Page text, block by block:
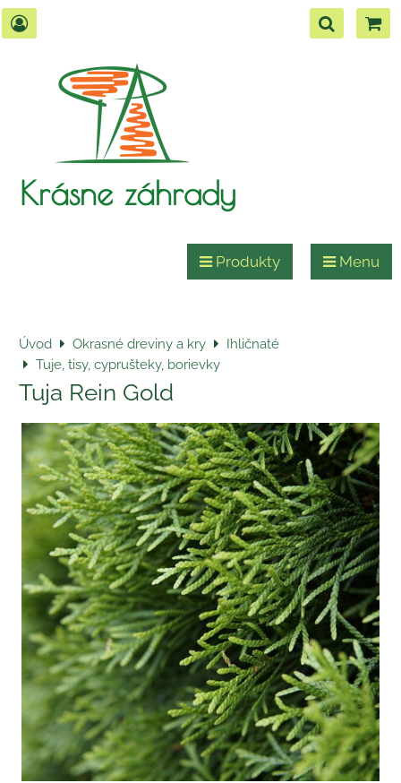
Krásne záhrady
Produkty Menu
Úvod Okrasné dreviny a kry
Ihličnaté
Tuje, tisy, cyprušteky, borievky
Tuja Rein Gold